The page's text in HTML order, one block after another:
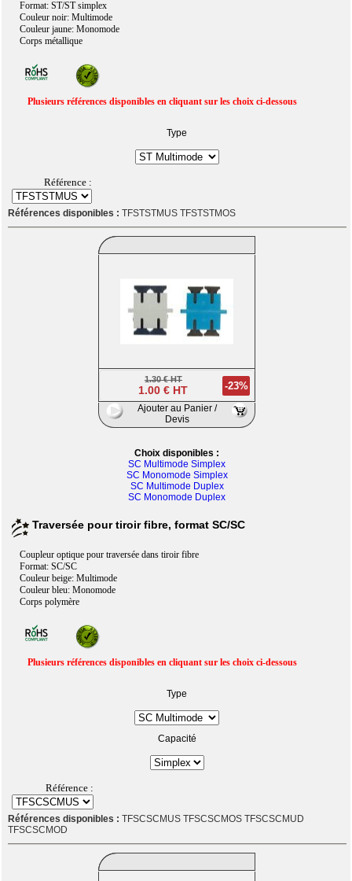
Format: ST/ST simplex
Couleur noir: Multimode
Couleur jaune: Monomode
Corps métallique
Plusieurs références disponibles en cliquant sur les choix ci-dessous
Type
Référence :
Références disponibles : TFSTSTMUS TFSTSTMOS
1.30 € HT
1.00 € HT -23%
Ajouter au Panier /
Devis
Choix disponibles :
SC Multimode Simplex
SC Monomode Simplex
SC Multimode Duplex
SC Monomode Duplex
Traversée pour tiroir fibre, format SC/SC
Coupleur optique pour traversée dans tiroir fibre
Format: SC/SC
Couleur beige: Multimode
Couleur bleu: Monomode
Corps polymère
Plusieurs références disponibles en cliquant sur les choix ci-dessous
Type
Capacité
Référence :
Références disponibles : TFSCSCMUS TFSCSCMOS TFSCSCMUD
TFSCSCMOD